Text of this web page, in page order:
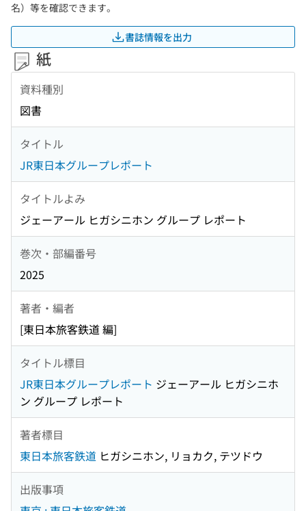
名）等を確認できます。
書誌情報を出力
紙
資料種別
図書
タイトル
JR東日本グループレポート
タイトルよみ
ジェーアール ヒガシニホン グループ レポート
巻次・部編番号
2025
著者・編者
[東日本旅客鉄道 編]
タイトル標目
JR東日本グループレポート ジェーアール ヒガシニホ
ン グループ レポート
著者標目
東日本旅客鉄道 ヒガシニホン, リョカク, テツドウ
出版事項